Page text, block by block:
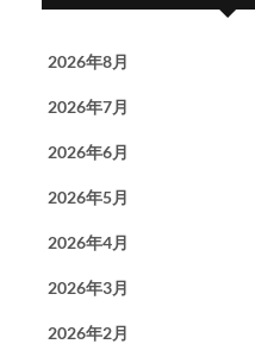
2026年8月
2026年7月
2026年6月
2026年5月
2026年4月
2026年3月
2026年2月